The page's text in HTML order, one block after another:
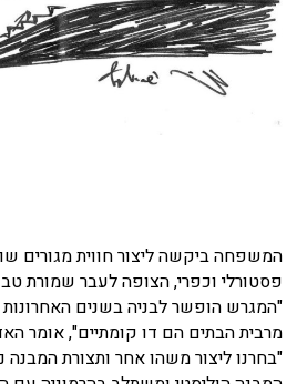
המשפחה ביקשה ליצור חווית מגורים
פסטורלי וכפרי, הצופה לעבר שמורת
"המגרש הופשר לבניה בשנים
מרבית הבתים הם דו קומתיים", אומר
"בחרנו ליצור משהו אחר ותצורת המבנה